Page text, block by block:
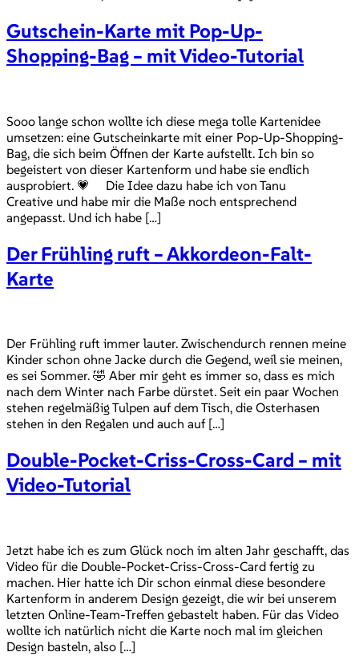
Gutschein-Karte mit Pop-Up-
Shopping-Bag – mit Video-Tutorial
Sooo lange schon wollte ich diese mega tolle Kartenidee
umsetzen: eine Gutscheinkarte mit einer Pop-Up-Shopping-
Bag, die sich beim Öffnen der Karte aufstellt. Ich bin so
begeistert von dieser Kartenform und habe sie endlich
ausprobiert. 💗 Die Idee dazu habe ich von Tanu
Creative und habe mir die Maße noch entsprechend
angepasst. Und ich habe […]
Der Frühling ruft – Akkordeon-Falt-
Karte
Der Frühling ruft immer lauter. Zwischendurch rennen meine
Kinder schon ohne Jacke durch die Gegend, weil sie meinen,
es sei Sommer. 🤣 Aber mir geht es immer so, dass es mich
nach dem Winter nach Farbe dürstet. Seit ein paar Wochen
stehen regelmäßig Tulpen auf dem Tisch, die Osterhasen
stehen in den Regalen und auch auf […]
Double-Pocket-Criss-Cross-Card – mit
Video-Tutorial
Jetzt habe ich es zum Glück noch im alten Jahr geschafft, das
Video für die Double-Pocket-Criss-Cross-Card fertig zu
machen. Hier hatte ich Dir schon einmal diese besondere
Kartenform in anderem Design gezeigt, die wir bei unserem
letzten Online-Team-Treffen gebastelt haben. Für das Video
wollte ich natürlich nicht die Karte noch mal im gleichen
Design basteln, also […]